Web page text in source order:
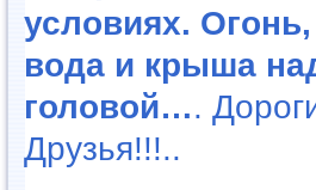
условиях.
вода и крыша
головой….
Друзья!!!..